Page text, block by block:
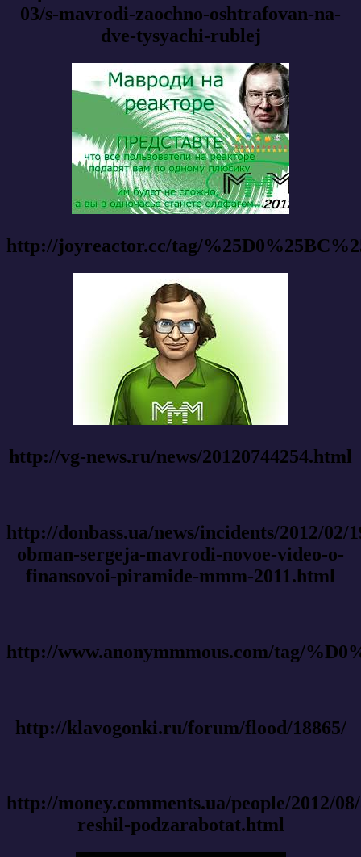
03/s-mavrodi-zaochno-oshtrafovan-na-
dve-tysyachi-rublej
http://joyreactor.cc/tag/
http://vg-news.ru/news/20120744254.html
http://donbass.ua/news/incidents/2012/02/
obman-sergeja-mavrodi-novoe-video-o-
finansovoi-piramide-mmm-2011.html
http://www.anonymmmous.com/tag/
http://klavogonki.ru/forum/flood/18865/
http://money.comments.ua/people/2012/
reshil-podzarabotat.html